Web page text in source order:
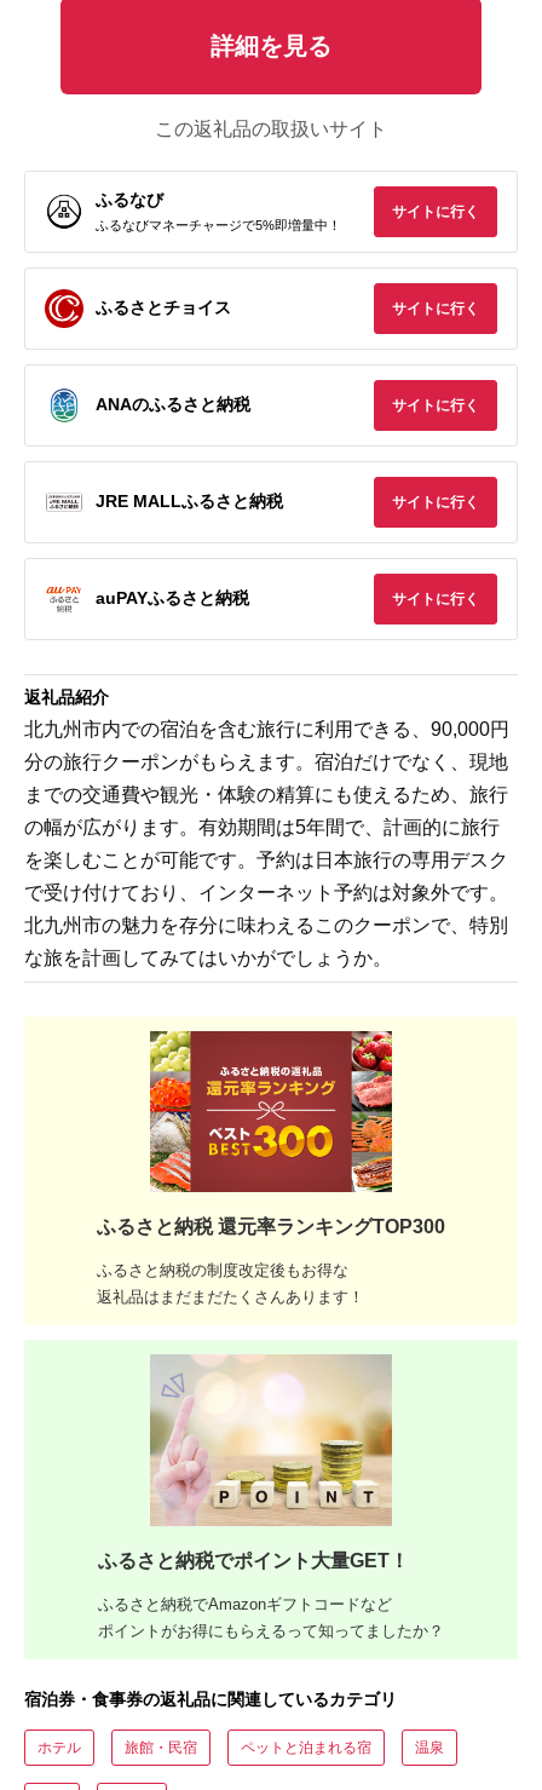
詳細を見る
この返礼品の取扱いサイト
ふるなび
ふるなびマネーチャージで5%即増量中！
サイトに行く
ふるさとチョイス サイトに行く
ANAのふるさと納税 サイトに行く
JRE MALLふるさと納税 サイトに行く
auPAYふるさと納税 サイトに行く
返礼品紹介
北九州市内での宿泊を含む旅行に利用できる、90,000円
分の旅行クーポンがもらえます。宿泊だけでなく、現地
までの交通費や観光・体験の精算にも使えるため、旅行
の幅が広がります。有効期間は5年間で、計画的に旅行
を楽しむことが可能です。予約は日本旅行の専用デスク
で受け付けており、インターネット予約は対象外です。
北九州市の魅力を存分に味わえるこのクーポンで、特別
な旅を計画してみてはいかがでしょうか。
ふるさと納税 還元率ランキングTOP300
ふるさと納税の制度改定後もお得な
返礼品はまだまだたくさんあります！
ふるさと納税でポイント大量GET！
ふるさと納税でAmazonギフトコードなど
ポイントがお得にもらえるって知ってましたか？
宿泊券・食事券の返礼品に関連しているカテゴリ
ホテル 旅館・民宿 ペットと泊まれる宿 温泉